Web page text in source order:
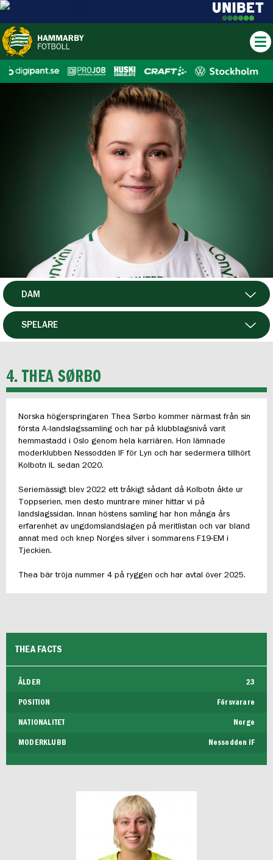
HERR
DAM
P19
F19
FUTSAL HERR
SPELARE
4. THEA SØRBO
Norska högerspringaren Thea Sørbo kommer närmast från sin
första A-landslagssamling och har på klubblagsnivå varit
hemmastadd i Oslo genom hela karriären. Hon lämnade
moderklubben Nessodden IF för Lyn och har sedermera tillhört
Kolbotn IL sedan 2020.
Seriemässigt blev 2022 ett tråkigt sådant då Kolbotn åkte ur
Toppserien, men desto muntrare miner hittar vi på
landslagssidan. Innan höstens samling har hon många års
erfarenhet av ungdomslandslagen på meritlistan och var bland
annat med och knep Norges silver i sommarens F19-EM i
Tjeckien.
Thea bär tröja nummer 4 på ryggen och har avtal över 2025.
THEA FACTS
ÅLDER 23
POSITION Försvarare
NATIONALITET Norge
MODERKLUBB Nessodden IF